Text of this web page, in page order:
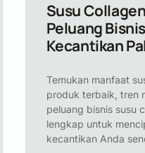
Susu
Peluang
Kecantikan
Temukan manfaat
produk terbaik, tren
peluang bisnis susu
lengkap untuk
kecantikan Anda